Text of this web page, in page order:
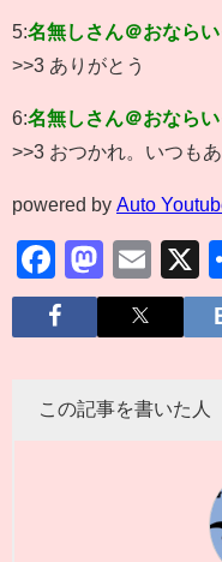
5:名無しさん＠おなら
>>3 ありがとう
6:名無しさん＠おなら
>>3 おつかれ。いつも
powered by Auto
この記事を書いた人